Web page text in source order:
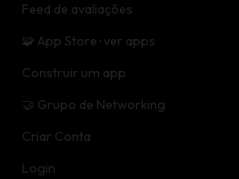
Feed de avaliações
🧩 App Store · ver apps
Construir um app
🤝 Grupo de Networking
Criar Conta
Login